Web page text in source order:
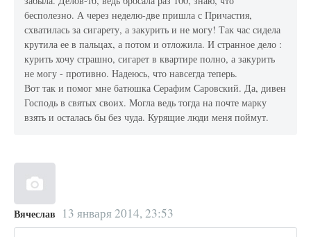
бесполезно. А через неделю-две пришла с Причастия,
схватилась за сигарету, а закурить и не могу! Так час сидела
крутила ее в пальцах, а потом и отложила. И странное дело :
курить хочу страшно, сигарет в квартире полно, а закурить
не могу - противно. Надеюсь, что навсегда теперь.
Вот так и помог мне батюшка Серафим Саровский. Да, дивен
Господь в святых своих. Могла ведь тогда на почте марку
взять и осталась бы без чуда. Курящие люди меня поймут.
Вячеслав 13 января 2014, 23:53